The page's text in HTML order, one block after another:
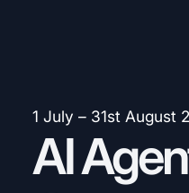
1 July – 31st August
AI